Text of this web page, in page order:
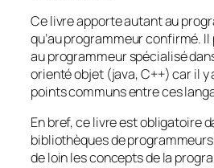
Ce livre apporte autant au
qu’au programmeur confirmé.
au programmeur spécialisé
orienté objet (java, C++) car il y
points communs entre ces
En bref, ce livre est obligatoire
bibliothèques de
de loin les concepts de la